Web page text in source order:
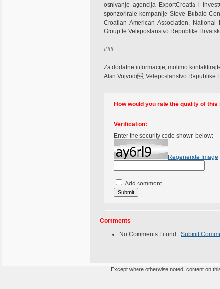
osnivanje agencija ExportCroatia i
sponzorirale kompanije Steve Bubalo
Croatian American Association,
Group te Veleposlanstvo Republike
###
Za dodatne informacije, molimo
Alan Vojvodi, Veleposlanstvo Republike
How would you rate the quality of this
Verification:
Enter the security code shown below:
Regenerate Image
Add comment
Comments
No Comments Found. Submit
Except where otherwise noted, content on